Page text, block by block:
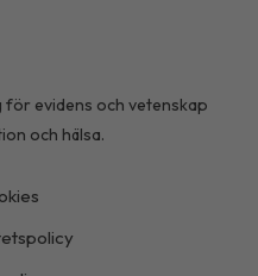
evidens och vetenskap
och hälsa.